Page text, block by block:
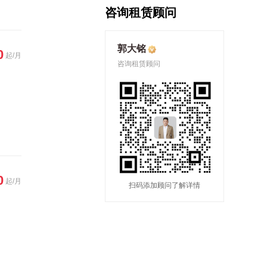
咨询租赁顾问
郭大铭
咨询租赁顾问
扫码添加顾问了解详情
起/月
起/月